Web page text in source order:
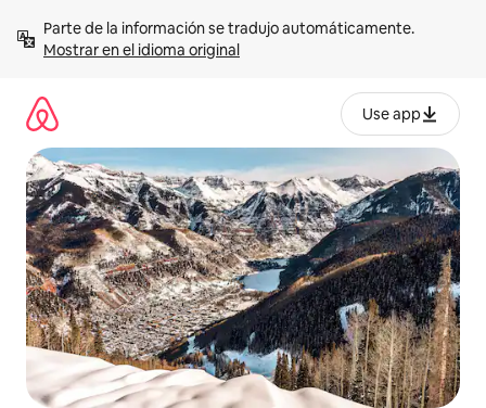
contenidoMostrar en el idioma original
Use app